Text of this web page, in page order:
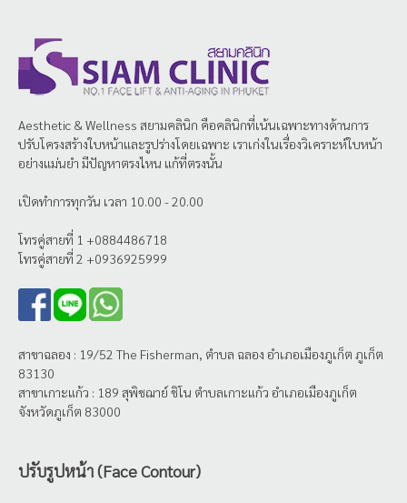
Aesthetic & Wellness สยามคลินิก คือคลินิกที่เน้นเฉพาะทางด้านการ
ปรับโครงสร้างใบหน้าและรูปร่างโดยเฉพาะ เราเก่งในเรื่องวิเคราะห์ใบหน้า
อย่างแม่นยำ มีปัญหาตรงไหน แก้ที่ตรงนั้น
เปิดทำการทุกวัน เวลา 10.00 - 20.00
โทรคู่สายที่ 1 +0884486718
โทรคู่สายที่ 2 +0936925999
สาขาฉลอง : 19/52 The Fisherman, ตำบล ฉลอง อำเภอเมืองภูเก็ต ภูเก็ต
83130
สาขาเกาะแก้ว : 189 สุพิชฌาย์ ชิโน ตำบลเกาะแก้ว อำเภอเมืองภูเก็ต
จังหวัดภูเก็ต 83000
ปรับรูปหน้า (Face Contour)